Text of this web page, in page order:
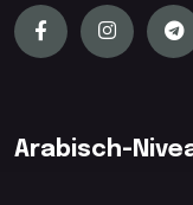
Arabisch-